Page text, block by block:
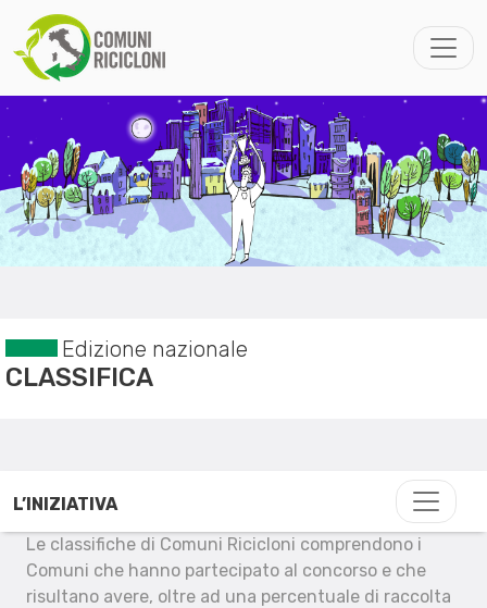
Edizione nazionale
CLASSIFICA
L’INIZIATIVA
Le classifiche di Comuni Ricicloni comprendono i
Comuni che hanno partecipato al concorso e che
risultano avere, oltre ad una percentuale di raccolta